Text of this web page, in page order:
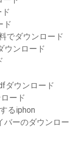
ド
でダウンロード
ウンロード
ダウンロード
ード
るiphon
バーのダウンロー